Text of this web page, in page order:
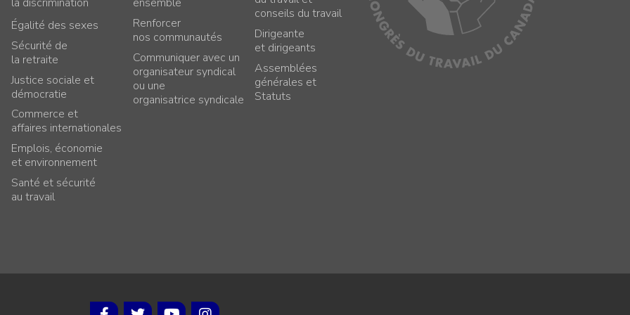
Égalité des sexes
Sécurité de
la retraite
Justice sociale et
démocratie
Commerce et
affaires internationales
Emplois, économie
et environnement
Santé et sécurité
au travail
Renforcer
nos communautés
Communiquer avec un
organisateur syndical
ou une
organisatrice syndicale
conseils du travail
Dirigeante
et dirigeants
Assemblées
générales et
Statuts